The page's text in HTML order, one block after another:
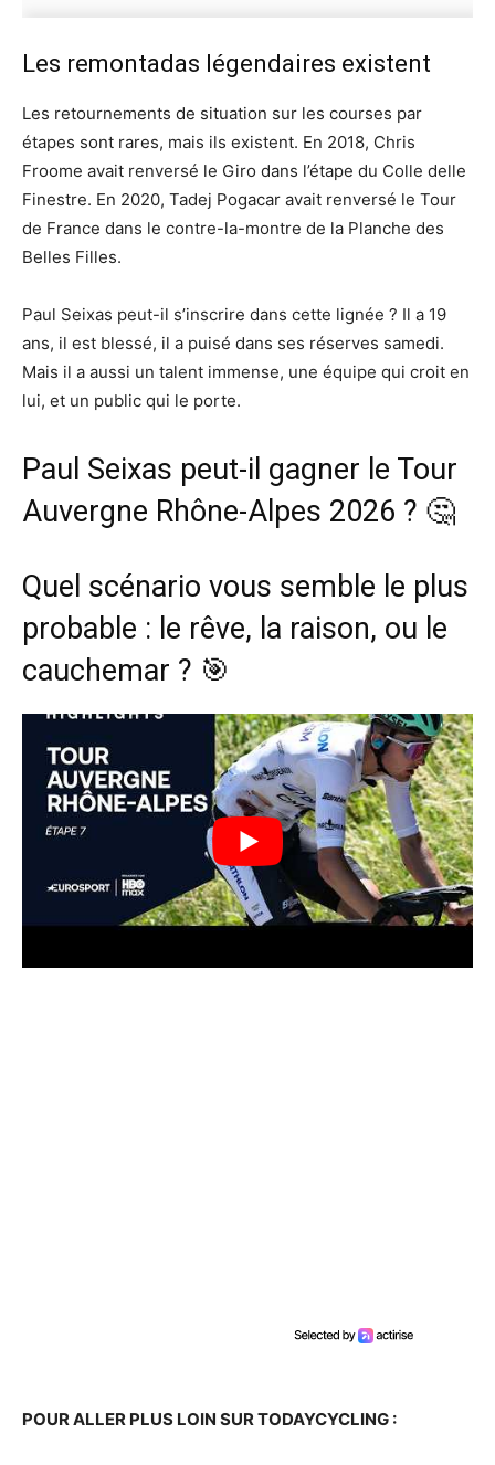
Les remontadas légendaires existent
Les retournements de situation sur les courses par
étapes sont rares, mais ils existent. En 2018, Chris
Froome avait renversé le Giro dans l’étape du Colle delle
Finestre. En 2020, Tadej Pogacar avait renversé le Tour
de France dans le contre-la-montre de la Planche des
Belles Filles.
Paul Seixas peut-il s’inscrire dans cette lignée ? Il a 19
ans, il est blessé, il a puisé dans ses réserves samedi.
Mais il a aussi un talent immense, une équipe qui croit en
lui, et un public qui le porte.
Paul Seixas peut-il gagner le Tour
Auvergne Rhône-Alpes 2026 ? 🤔
Quel scénario vous semble le plus
probable : le rêve, la raison, ou le
cauchemar ? 🎯
POUR ALLER PLUS LOIN SUR TODAYCYCLING :